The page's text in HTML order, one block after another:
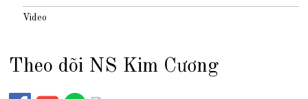
Video
Theo dõi NS Kim Cương